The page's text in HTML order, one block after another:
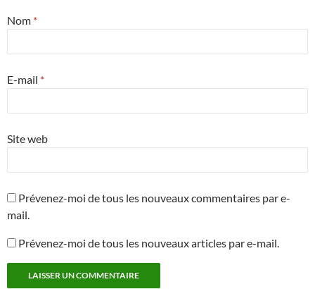
Nom *
E-mail *
Site web
Prévenez-moi de tous les nouveaux commentaires par e-
mail.
Prévenez-moi de tous les nouveaux articles par e-mail.